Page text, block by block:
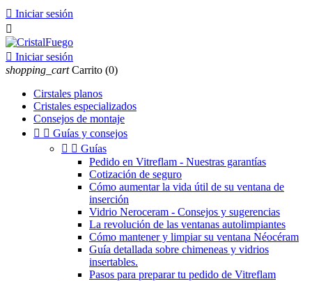
 Iniciar sesión

 Iniciar sesión
shopping_cart Carrito (0)
Cirstales planos
Cristales especializados
Consejos de montaje
  Guías y consejos
  Guías
Pedido en Vitreflam - Nuestras garantías
Cotización de seguro
Cómo aumentar la vida útil de su ventana de
inserción
Vidrio Neroceram - Consejos y sugerencias
La revolución de las ventanas autolimpiantes
Cómo mantener y limpiar su ventana Néocéram
Guía detallada sobre chimeneas y vidrios
insertables.
Pasos para preparar tu pedido de Vitreflam